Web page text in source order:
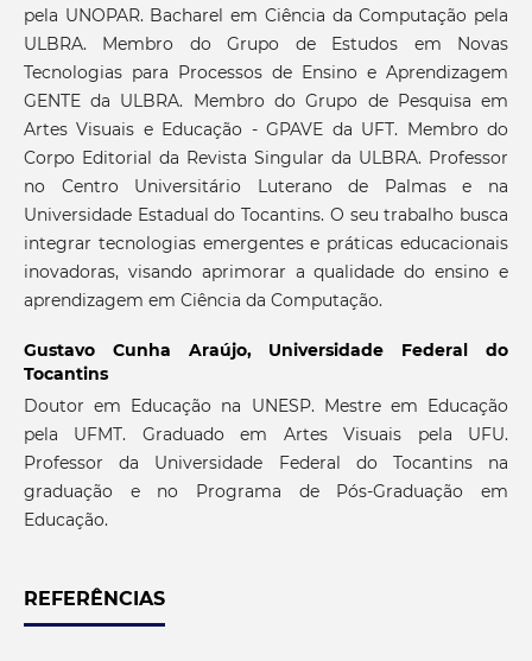
pela UNOPAR. Bacharel em Ciência da Computação pela
ULBRA. Membro do Grupo de Estudos em Novas
Tecnologias para Processos de Ensino e Aprendizagem
GENTE da ULBRA. Membro do Grupo de Pesquisa em
Artes Visuais e Educação - GPAVE da UFT. Membro do
Corpo Editorial da Revista Singular da ULBRA. Professor
no Centro Universitário Luterano de Palmas e na
Universidade Estadual do Tocantins. O seu trabalho busca
integrar tecnologias emergentes e práticas educacionais
inovadoras, visando aprimorar a qualidade do ensino e
aprendizagem em Ciência da Computação.
Gustavo Cunha Araújo, Universidade Federal do
Tocantins
Doutor em Educação na UNESP. Mestre em Educação
pela UFMT. Graduado em Artes Visuais pela UFU.
Professor da Universidade Federal do Tocantins na
graduação e no Programa de Pós-Graduação em
Educação.
REFERÊNCIAS